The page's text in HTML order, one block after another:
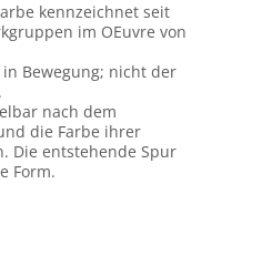
kennzeichnet seit
im OEuvre von
Bewegung; nicht der
nach dem
die Farbe ihrer
Die entstehende Spur
Form.